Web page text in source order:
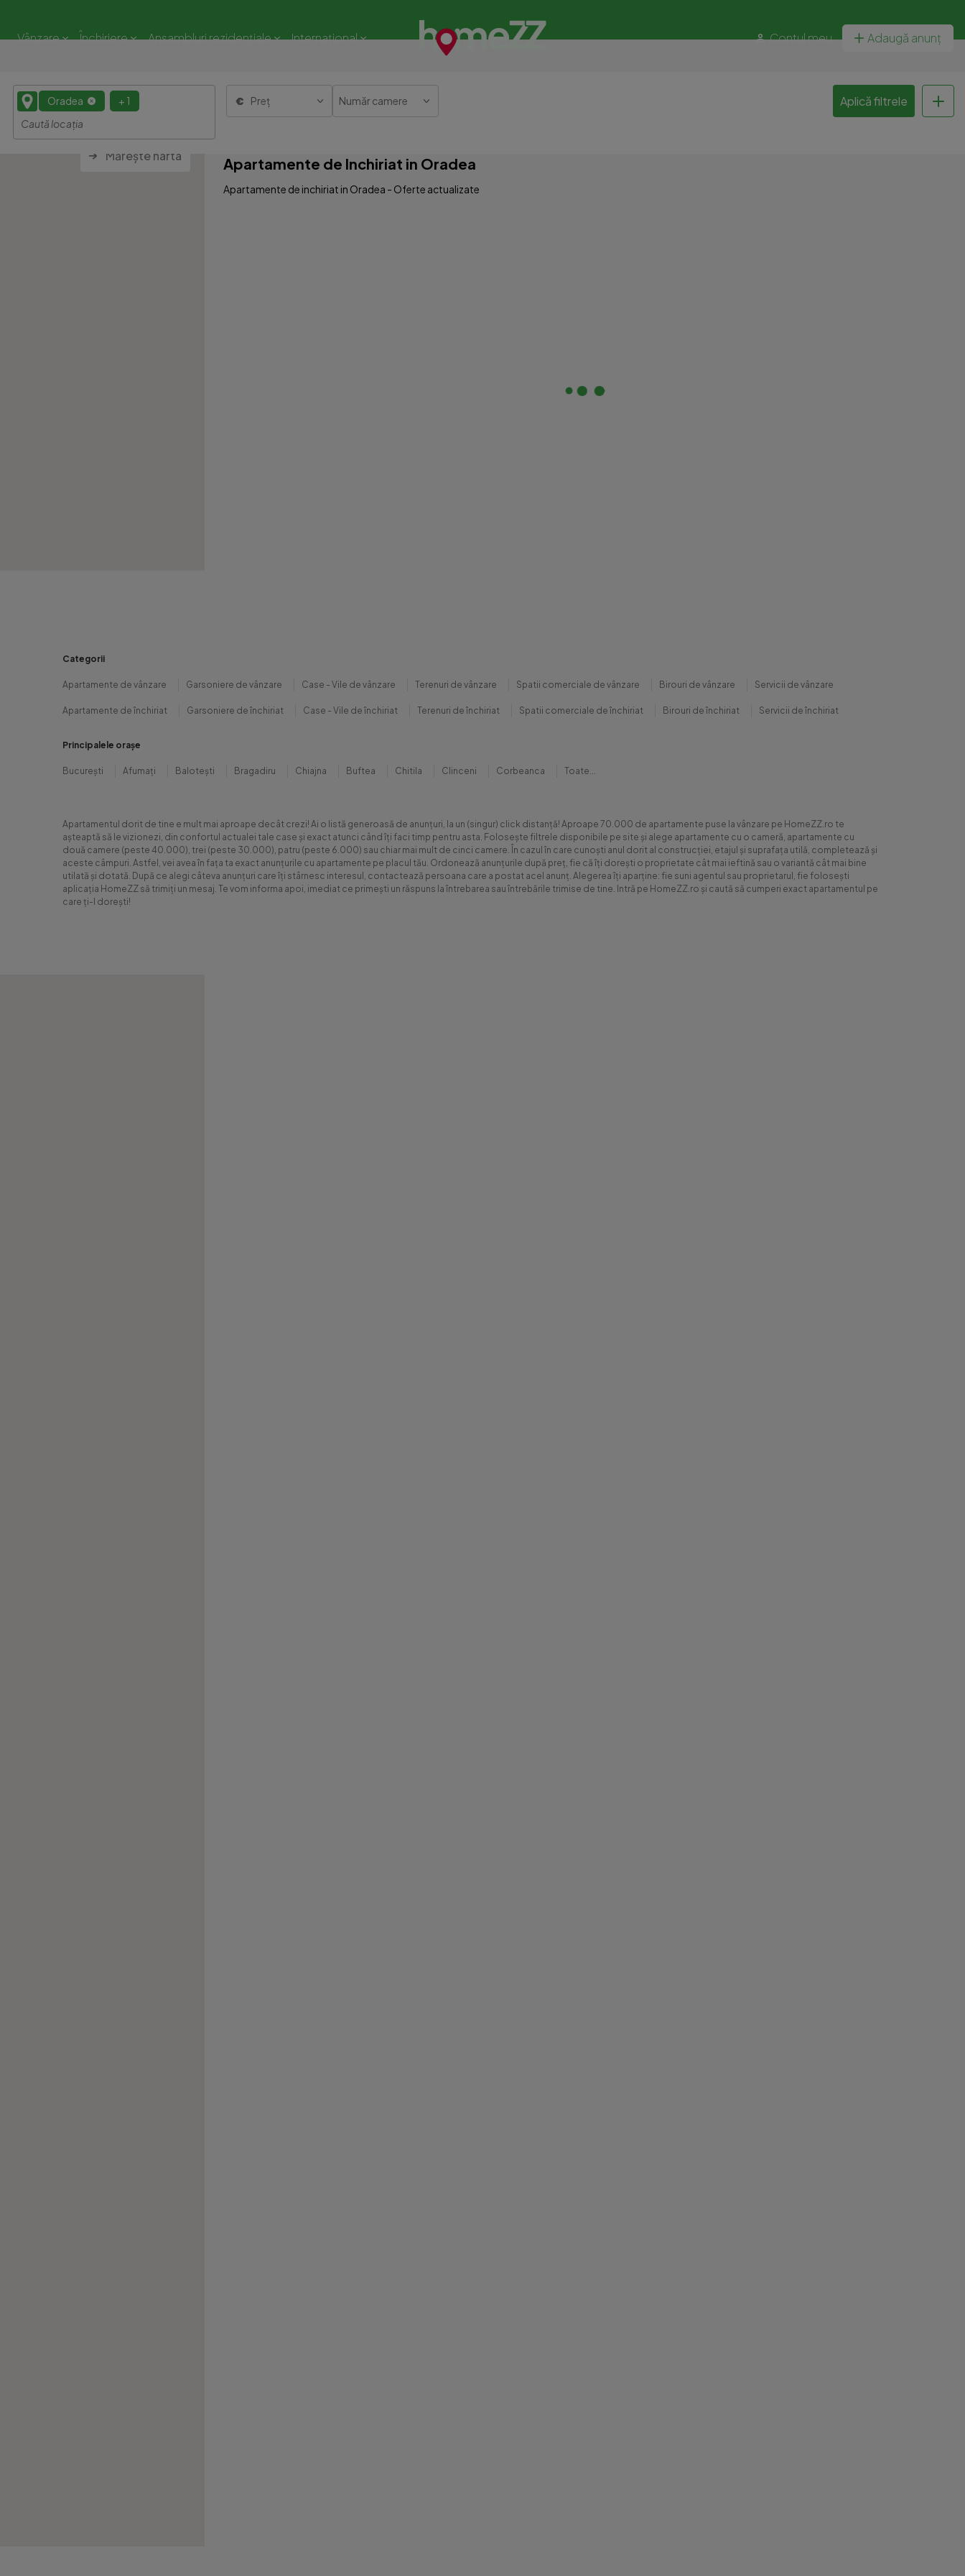
Vânzare Închiriere Ansambluri rezidențiale Internațional Contul meu Adaugă anunț
Oradea + 1 Preț Număr camere Aplică filtrele
Mărește harta Apartamente de Inchiriat in Oradea
Apartamente de inchiriat in Oradea - Oferte actualizate
Categorii
Apartamente de vânzare Garsoniere de vânzare Case - Vile de vânzare Terenuri de vânzare Spatii comerciale de vânzare Birouri de vânzare Servicii de vânzare
Apartamente de închiriat Garsoniere de închiriat Case - Vile de închiriat Terenuri de închiriat Spatii comerciale de închiriat Birouri de închiriat Servicii de închiriat
Principalele orașe
București Afumați Balotești Bragadiru Chiajna Buftea Chitila Clinceni Corbeanca Toate...
Apartamentul dorit de tine e mult mai aproape decât crezi! Ai o listă generoasă de anunțuri, la un (singur) click distanță! Aproape 70.000 de apartamente puse la vânzare pe HomeZZ.ro te
așteaptă să le vizionezi, din confortul actualei tale case și exact atunci când îți faci timp pentru asta. Folosește filtrele disponibile pe site și alege apartamente cu o cameră, apartamente cu
două camere (peste 40.000), trei (peste 30.000), patru (peste 6.000) sau chiar mai mult de cinci camere. În cazul în care cunoști anul dorit al construcției, etajul și suprafața utilă, completează și
aceste câmpuri. Astfel, vei avea în fața ta exact anunțurile cu apartamente pe placul tău. Ordonează anunțurile după preț, fie că îți dorești o proprietate cât mai ieftină sau o variantă cât mai bine
utilată și dotată. După ce alegi câteva anunțuri care îți stârnesc interesul, contactează persoana care a postat acel anunț. Alegerea îți aparține: fie suni agentul sau proprietarul, fie folosești
aplicația HomeZZ să trimiți un mesaj. Te vom informa apoi, imediat ce primești un răspuns la întrebarea sau întrebările trimise de tine. Intră pe HomeZZ.ro și caută să cumperi exact apartamentul pe
care ți-l dorești!